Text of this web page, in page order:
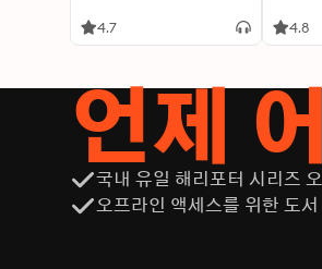
4.7 4.8
언제
국내 유일 해리포터 시리즈
오프라인 액세스를 위한 도